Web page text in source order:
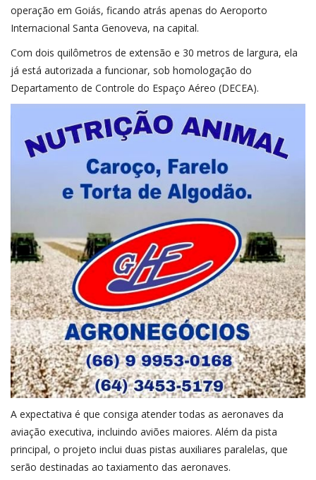
operação em Goiás, ficando atrás apenas do Aeroporto
Internacional Santa Genoveva, na capital.
Com dois quilômetros de extensão e 30 metros de largura, ela
já está autorizada a funcionar, sob homologação do
Departamento de Controle do Espaço Aéreo (DECEA).
A expectativa é que consiga atender todas as aeronaves da
aviação executiva, incluindo aviões maiores. Além da pista
principal, o projeto inclui duas pistas auxiliares paralelas, que
serão destinadas ao taxiamento das aeronaves.